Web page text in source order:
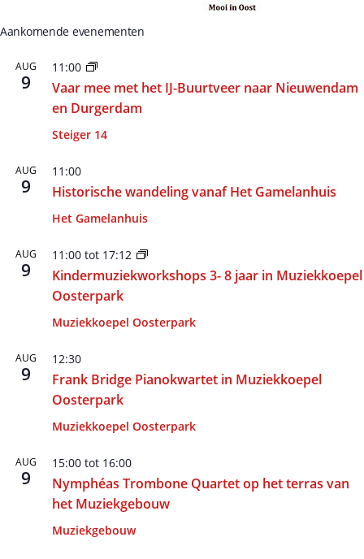
Aankomende evenementen
AUG
9
11:00
Vaar mee met het IJ-Buurtveer naar Nieuwendam
en Durgerdam
Steiger 14
AUG
9
11:00
Historische wandeling vanaf Het Gamelanhuis
Het Gamelanhuis
AUG
9
11:00 tot 17:12
Kindermuziekworkshops 3- 8 jaar in Muziekkoepel
Oosterpark
Muziekkoepel Oosterpark
AUG
9
12:30
Frank Bridge Pianokwartet in Muziekkoepel
Oosterpark
Muziekkoepel Oosterpark
AUG
9
15:00 tot 16:00
Nymphéas Trombone Quartet op het terras van
het Muziekgebouw
Muziekgebouw